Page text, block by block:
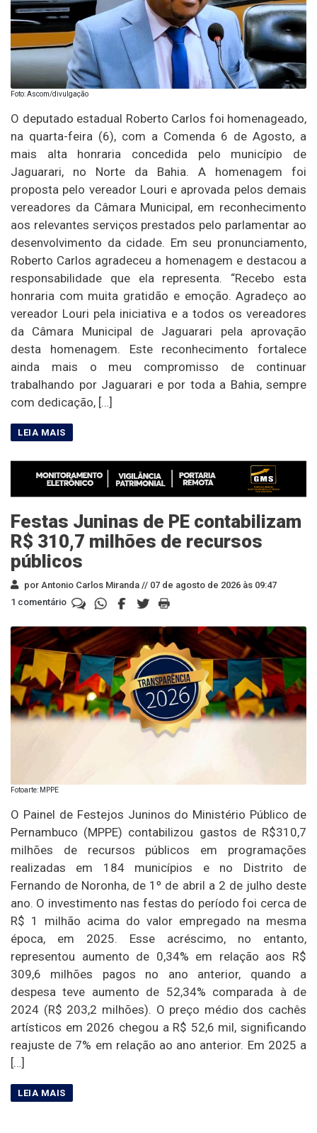
Foto: Ascom/divulgação
O deputado estadual Roberto Carlos foi homenageado,
na quarta-feira (6), com a Comenda 6 de Agosto, a
mais alta honraria concedida pelo município de
Jaguarari, no Norte da Bahia. A homenagem foi
proposta pelo vereador Louri e aprovada pelos demais
vereadores da Câmara Municipal, em reconhecimento
aos relevantes serviços prestados pelo parlamentar ao
desenvolvimento da cidade. Em seu pronunciamento,
Roberto Carlos agradeceu a homenagem e destacou a
responsabilidade que ela representa. “Recebo esta
honraria com muita gratidão e emoção. Agradeço ao
vereador Louri pela iniciativa e a todos os vereadores
da Câmara Municipal de Jaguarari pela aprovação
desta homenagem. Este reconhecimento fortalece
ainda mais o meu compromisso de continuar
trabalhando por Jaguarari e por toda a Bahia, sempre
com dedicação, […]
Festas Juninas de PE contabilizam
R$ 310,7 milhões de recursos
públicos
por Antonio Carlos Miranda // 07 de agosto de 2026 às 09:47
1 comentário
Fotoarte: MPPE
O Painel de Festejos Juninos do Ministério Público de
Pernambuco (MPPE) contabilizou gastos de R$310,7
milhões de recursos públicos em programações
realizadas em 184 municípios e no Distrito de
Fernando de Noronha, de 1º de abril a 2 de julho deste
ano. O investimento nas festas do período foi cerca de
R$ 1 milhão acima do valor empregado na mesma
época, em 2025. Esse acréscimo, no entanto,
representou aumento de 0,34% em relação aos R$
309,6 milhões pagos no ano anterior, quando a
despesa teve aumento de 52,34% comparada à de
2024 (R$ 203,2 milhões). O preço médio dos cachês
artísticos em 2026 chegou a R$ 52,6 mil, significando
reajuste de 7% em relação ao ano anterior. Em 2025 a
[…]